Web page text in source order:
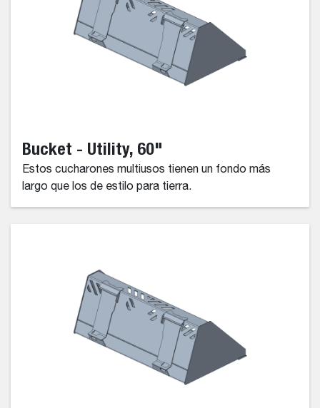
Bucket - Utility, 60"
Estos cucharones multiusos tienen un fondo más
largo que los de estilo para tierra.